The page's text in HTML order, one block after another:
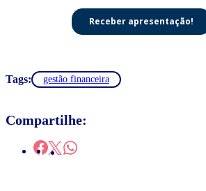
Tags: gestão financeira
Compartilhe: